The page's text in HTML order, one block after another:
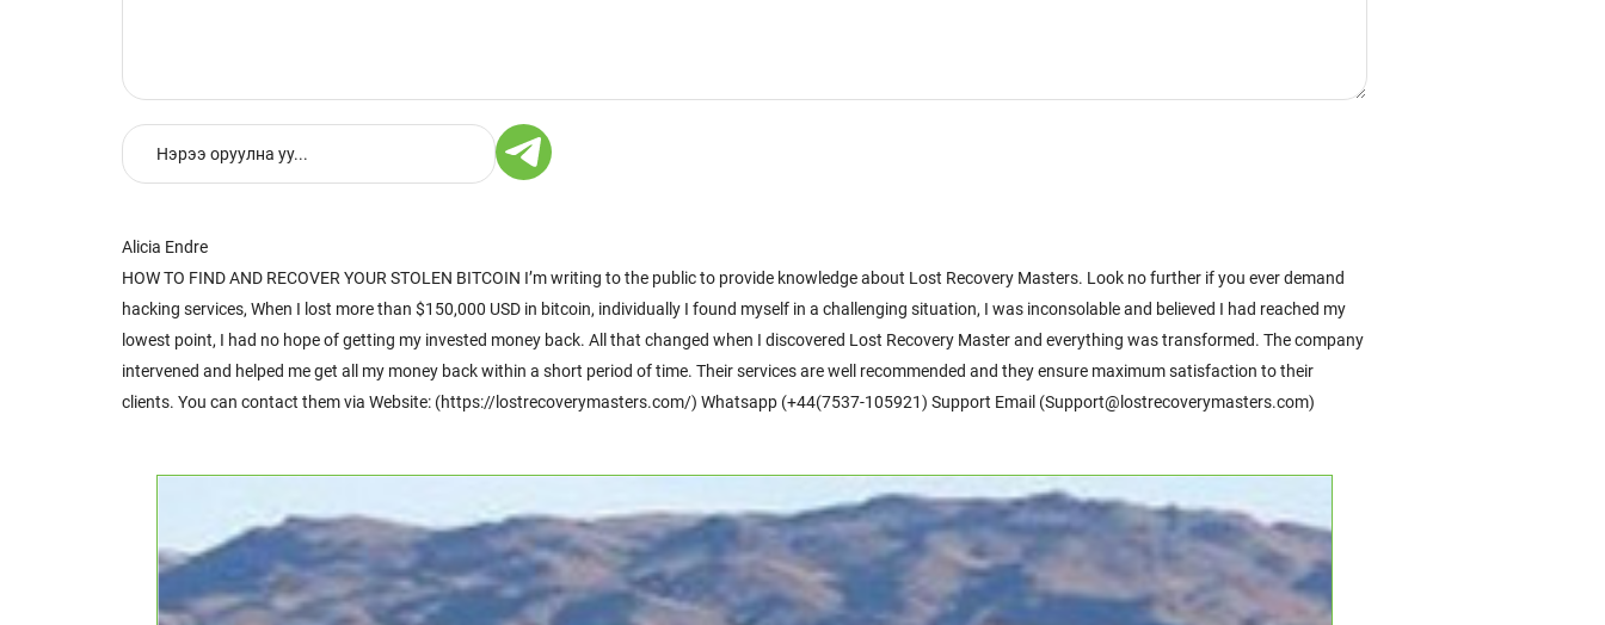
Alicia Endre
HOW TO FIND AND RECOVER YOUR STOLEN BITCOIN I’m writing to the public to provide knowledge about Lost Recovery Masters. Look no further if you ever demand
hacking services, When I lost more than $150,000 USD in bitcoin, individually I found myself in a challenging situation, I was inconsolable and believed I had reached my
lowest point, I had no hope of getting my invested money back. All that changed when I discovered Lost Recovery Master and everything was transformed. The company
intervened and helped me get all my money back within a short period of time. Their services are well recommended and they ensure maximum satisfaction to their
clients. You can contact them via Website: (https://lostrecoverymasters.com/) Whatsapp (+44(7537-105921) Support Email (Support@lostrecoverymasters.com)